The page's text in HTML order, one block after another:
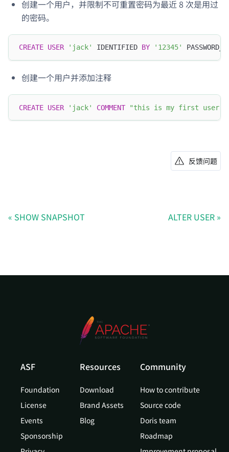
创建一个用户，并限制不可重置密码为最近 8 次是用过
的密码。
CREATE USER 'jack' IDENTIFIED BY '12345'
创建一个用户并添加注释
CREATE USER 'jack' COMMENT "this is my first user"
反馈问题
SHOW SNAPSHOT ALTER USER
ASF
Foundation
License
Events
Sponsorship
Resources
Download
Brand Assets
Blog
Community
How to contribute
Source code
Doris team
Roadmap